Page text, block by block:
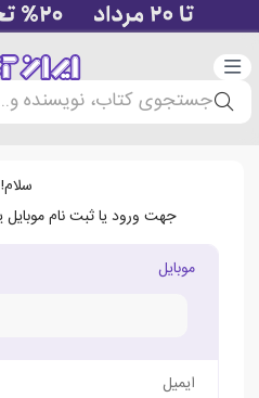
دسته‌بندی
جستجوی کتاب، نویسنده
سلام!
جهت ورود یا ثبت نام موبایل
موبایل
ایمیل